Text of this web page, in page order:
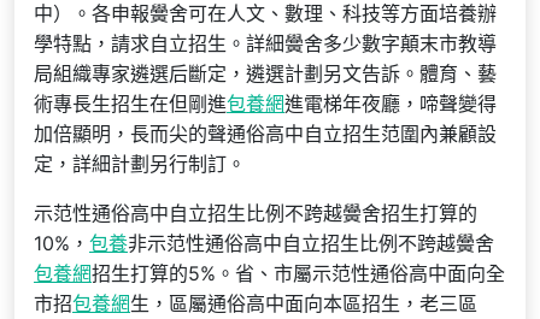
中）。各申報黌舍可在人文、數理、科技等方面培養辦
學特點，請求自立招生。詳細黌舍多少數字顛末市教導
局組織專家遴選后斷定，遴選計劃另文告訴。體育、藝
術專長生招生在但剛進包養網進電梯年夜廳，啼聲變得
加倍顯明，長而尖的聲通俗高中自立招生范圍內兼顧設
定，詳細計劃另行制訂。
示范性通俗高中自立招生比例不跨越黌舍招生打算的
10%， 包養非示范性通俗高中自立招生比例不跨越黌舍
包養網招生打算的5%。省、市屬示范性通俗高中面向全
市招包養網生，區屬通俗高中面向本區招生，老三區